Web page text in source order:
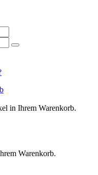
in Ihrem Warenkorb.
Warenkorb.